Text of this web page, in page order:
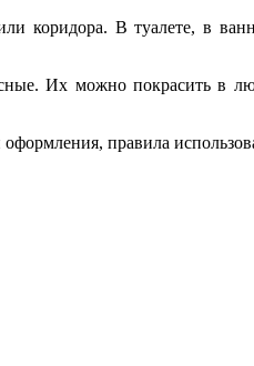
коридора. В туалете, в
Их можно покрасить в
правила